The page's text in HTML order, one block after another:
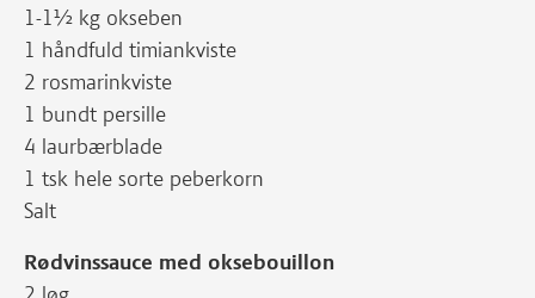
1-1½ kg okseben
1 håndfuld timiankviste
2 rosmarinkviste
1 bundt persille
4 laurbærblade
1 tsk hele sorte peberkorn
Salt
Rødvinssauce med oksebouillon